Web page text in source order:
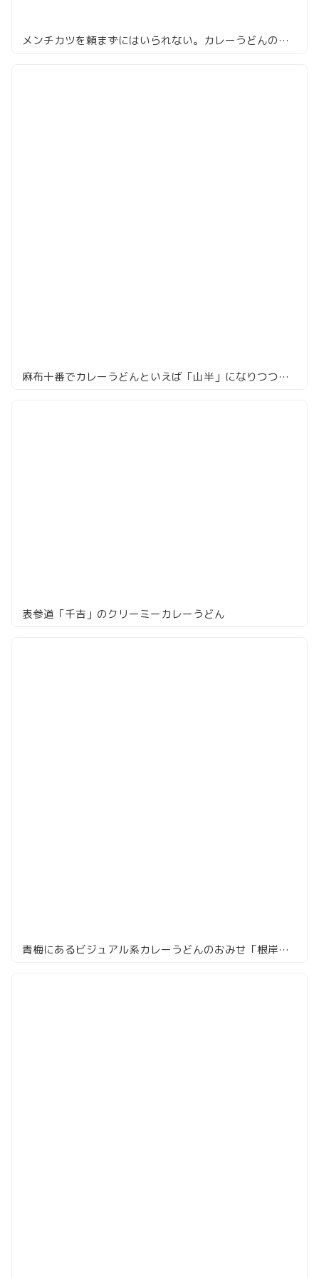
メンチカツを頼まずにはいられない。カレーうどんの「くろさわ」
麻布十番でカレーうどんといえば「山半」になりつつある
表参道「千吉」のクリーミーカレーうどん
青梅にあるビジュアル系カレーうどんのおみせ「根岸屋」